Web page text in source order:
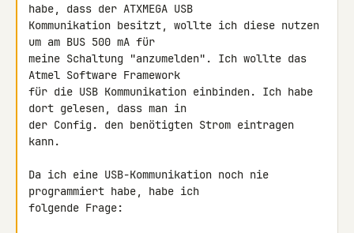
habe, dass der ATXMEGA USB
Kommunikation besitzt, wollte ich diese nutzen
um am BUS 500 mA für
meine Schaltung "anzumelden". Ich wollte das
Atmel Software Framework
für die USB Kommunikation einbinden. Ich habe
dort gelesen, dass man in
der Config. den benötigten Strom eintragen
kann.
Da ich eine USB-Kommunikation noch nie
programmiert habe, habe ich
folgende Frage: